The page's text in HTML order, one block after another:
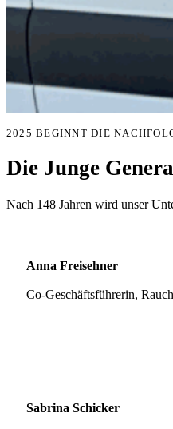
2025 BEGINNT DIE
Die Junge
Nach 148 Jahren wird unser
Anna Freisehner
Co-Geschäftsführerin,
Sabrina Schicker